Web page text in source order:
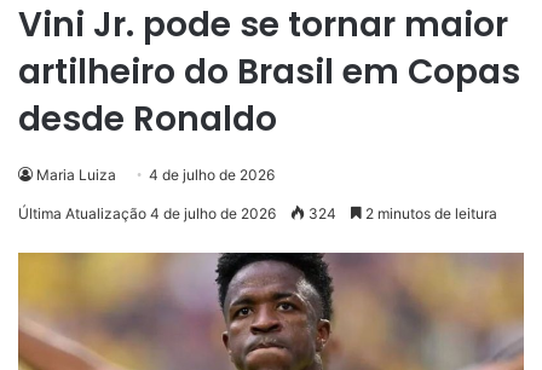
Vini Jr. pode se tornar maior
artilheiro do Brasil em Copas
desde Ronaldo
Maria Luiza 4 de julho de 2026
Última Atualização 4 de julho de 2026 324 2 minutos de leitura